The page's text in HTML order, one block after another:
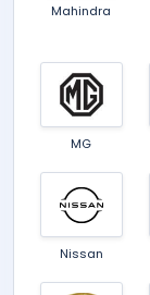
Mahindra
MG
Nissan